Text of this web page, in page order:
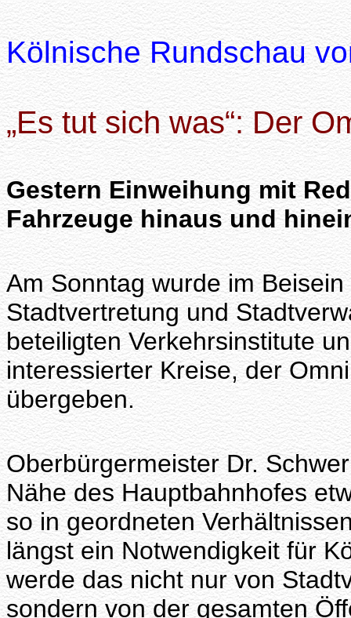
Kölnische Rundschau
„Es tut sich was“: Der
Gestern Einweihung mit
Fahrzeuge hinaus und
Am Sonntag wurde im
Stadtvertretung und
beteiligten Verkehrsinstitute
interessierter Kreise, der
übergeben.
Oberbürgermeister Dr.
Nähe des Hauptbahnhofes
so in geordneten
längst ein Notwendigkeit für
werde das nicht nur von
sondern von der gesamten